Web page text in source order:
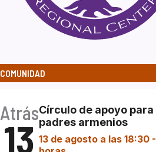
COMUNIDAD
Atrás
13
Círculo de apoyo para
padres armenios
13 de agosto a las 18:30 -